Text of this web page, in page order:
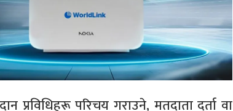
प्रविधिहरू परिचय गराउने, मतदाता दर्ता वा